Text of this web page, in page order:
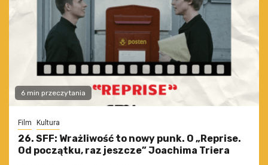
6 min przeczytania
Film Kultura
26. SFF: Wrażliwość to nowy punk. O „Reprise.
Od początku, raz jeszcze” Joachima Triera